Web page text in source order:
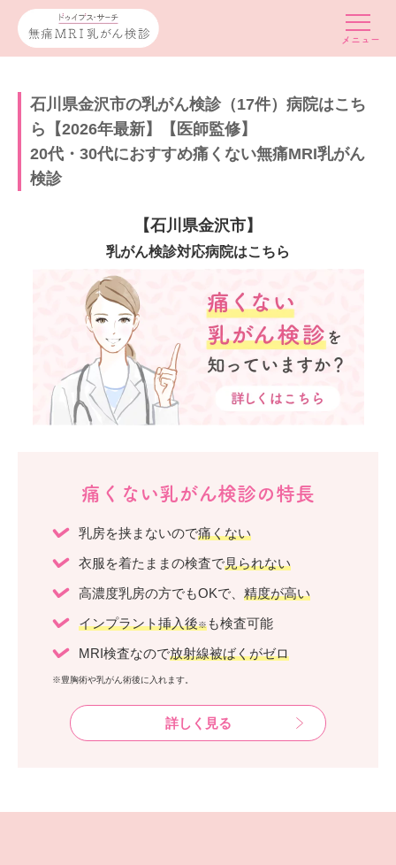
石川県金沢市の乳がん検診（17件）病院はこち
ら【2026年最新】【医師監修】
20代・30代におすすめ痛くない無痛MRI乳がん
検診
【石川県金沢市】
乳がん検診対応病院はこちら
痛くない乳がん検診の特長
乳房を挟まないので痛くない
衣服を着たままの検査で見られない
高濃度乳房の方でもOKで、 精度が高い
インプラント挿入後※ も検査可能
MRI検査なので放射線被ばくがゼロ
※豊胸術や乳がん術後に入れます。
詳しく見る